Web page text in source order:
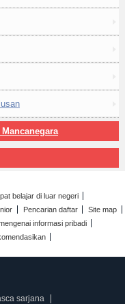
belajar di luar negeri
Pencarian daftar
Site map
informasi pribadi
sarjana